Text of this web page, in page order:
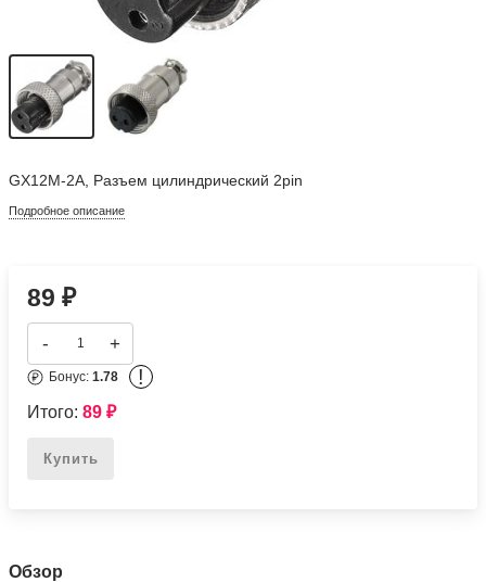
GX12M-2A, Разъем цилиндрический 2pin
Подробное описание
89₽
- +
Бонус:1.78 !
Итого:89₽
Купить
Обзор